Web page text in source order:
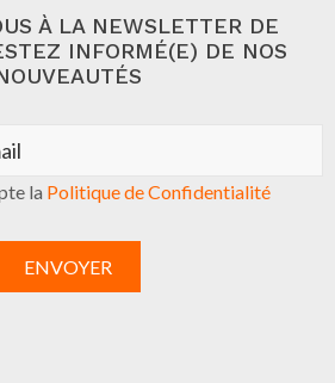
À LA NEWSLETTER DE
INFORMÉ(E) DE NOS
la Politique de Confidentialité